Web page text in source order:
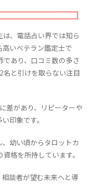
、電話占い界では知ら
いベテラン鑑定士で
あり、口コミ数の多さ
と引けを取らない注目
差があり、リピーターや
印象です。
幼い頃からタロットカ
格を所持しています。
談者が望む未来へと導